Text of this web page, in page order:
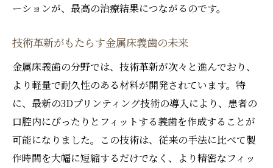
ーションが、最高の治療結果につながるのです。
技術革新がもたらす金属床義歯の未来
金属床義歯の分野では、技術革新が次々と進んでおり、
より軽量で耐久性のある材料が開発されています。特
に、最新の3Dプリンティング技術の導入により、患者の
口腔内にぴったりとフィットする義歯を作成することが
可能になりました。この技術は、従来の手法に比べて製
作時間を大幅に短縮するだけでなく、より精密なフィッ